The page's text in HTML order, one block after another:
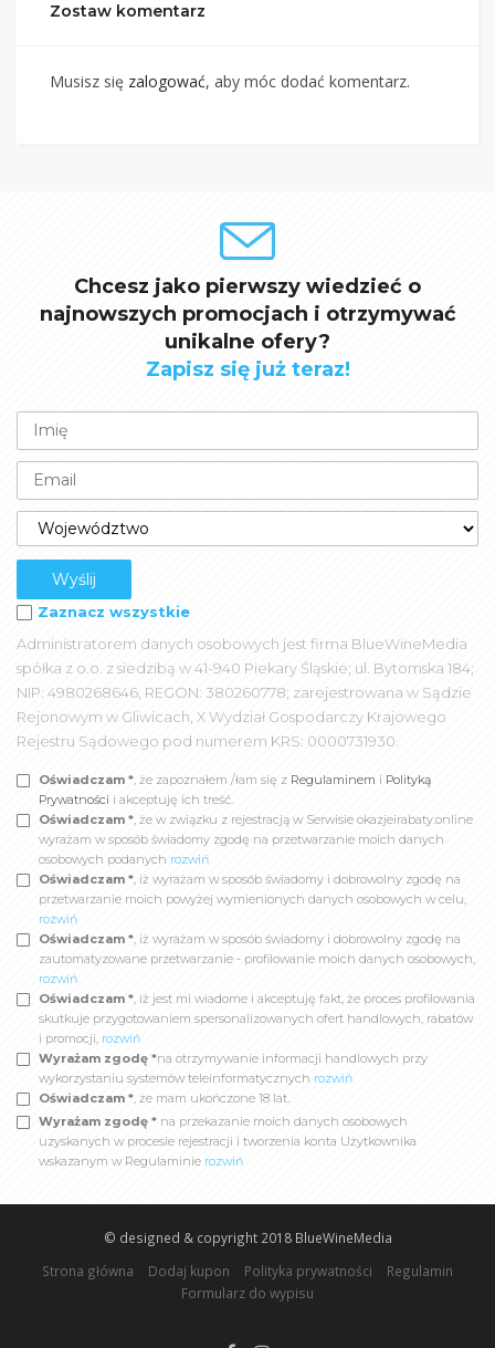
Zostaw komentarz
Musisz się zalogować, aby móc dodać komentarz.
Chcesz jako pierwszy wiedzieć o
najnowszych promocjach i otrzymywać
unikalne ofery?
Zapisz się już teraz!
Zaznacz wszystkie
Administratorem danych osobowych jest firma BlueWineMedia
spółka z o.o. z siedzibą w 41-940 Piekary Śląskie; ul. Bytomska 184;
NIP: 4980268646, REGON: 380260778; zarejestrowana w Sądzie
Rejonowym w Gliwicach, X Wydział Gospodarczy Krajowego
Rejestru Sądowego pod numerem KRS: 0000731930.
Oświadczam *, że zapoznałem /łam się z Regulaminem i Polityką
Prywatności i akceptuję ich treść.
Oświadczam *, że w związku z rejestracją w Serwisie okazjeirabaty.online
wyrażam w sposób świadomy zgodę na przetwarzanie moich danych
osobowych podanych rozwiń
Oświadczam *, iż wyrażam w sposób świadomy i dobrowolny zgodę na
przetwarzanie moich powyżej wymienionych danych osobowych w celu,
rozwiń
Oświadczam *, iż wyrażam w sposób świadomy i dobrowolny zgodę na
zautomatyzowane przetwarzanie - profilowanie moich danych osobowych,
rozwiń
Oświadczam *, iż jest mi wiadome i akceptuję fakt, że proces profilowania
skutkuje przygotowaniem spersonalizowanych ofert handlowych, rabatów
i promocji, rozwiń
Wyrażam zgodę *na otrzymywanie informacji handlowych przy
wykorzystaniu systemów teleinformatycznych rozwiń
Oświadczam *, że mam ukończone 18 lat.
Wyrażam zgodę * na przekazanie moich danych osobowych
uzyskanych w procesie rejestracji i tworzenia konta Użytkownika
wskazanym w Regulaminie rozwiń
© designed & copyright 2018 BlueWineMedia
Strona główna
Dodaj kupon Polityka prywatności
Regulamin
Formularz do wypisu